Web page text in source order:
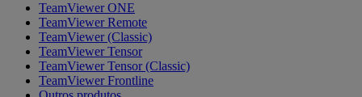
TeamViewer ONE
TeamViewer Remote
TeamViewer (Classic)
TeamViewer Tensor
TeamViewer Tensor (Classic)
TeamViewer Frontline